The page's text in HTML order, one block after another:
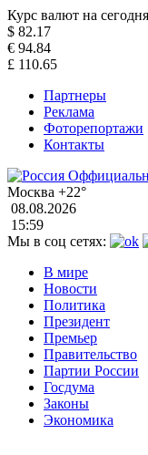
Курс валют на
$ 82.17
€ 94.84
£ 110.65
Партнеры
Реклама
Фоторепортажи
Контакты
Москва +22°
08.08.2026
15:59
Мы в соц сетях:
В мире
Новости
Политика
Президент
Премьер
Правительство
Партии России
Госдума
Законы
Экономика